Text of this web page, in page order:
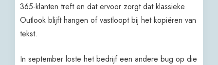
365-klanten treft en dat ervoor zorgt dat klassieke
Outlook blijft hangen of vastloopt bij het kopiëren van
tekst.
In september loste het bedrijf een andere bug op die